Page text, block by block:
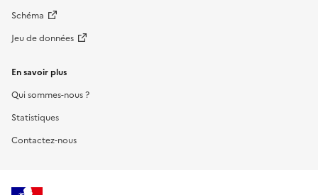
Schéma
Jeu de données
En savoir plus
Qui sommes-nous ?
Statistiques
Contactez-nous